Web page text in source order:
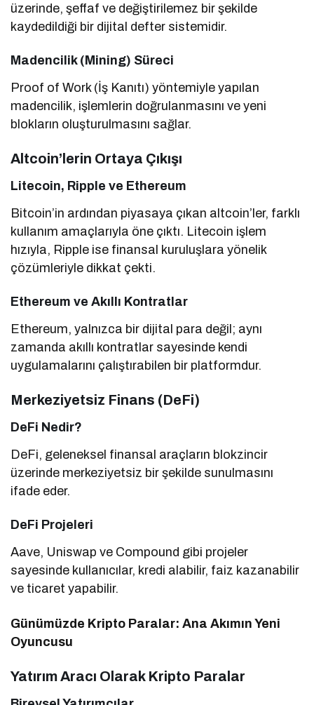
üzerinde, şeffaf ve değiştirilemez bir şekilde
kaydedildiği bir dijital defter sistemidir.
Madencilik (Mining) Süreci
Proof of Work (İş Kanıtı) yöntemiyle yapılan
madencilik, işlemlerin doğrulanmasını ve yeni
blokların oluşturulmasını sağlar.
Altcoin’lerin Ortaya Çıkışı
Litecoin, Ripple ve Ethereum
Bitcoin’in ardından piyasaya çıkan altcoin’ler, farklı
kullanım amaçlarıyla öne çıktı. Litecoin işlem
hızıyla, Ripple ise finansal kuruluşlara yönelik
çözümleriyle dikkat çekti.
Ethereum ve Akıllı Kontratlar
Ethereum, yalnızca bir dijital para değil; aynı
zamanda akıllı kontratlar sayesinde kendi
uygulamalarını çalıştırabilen bir platformdur.
Merkeziyetsiz Finans (DeFi)
DeFi Nedir?
DeFi, geleneksel finansal araçların blokzincir
üzerinde merkeziyetsiz bir şekilde sunulmasını
ifade eder.
DeFi Projeleri
Aave, Uniswap ve Compound gibi projeler
sayesinde kullanıcılar, kredi alabilir, faiz kazanabilir
ve ticaret yapabilir.
Günümüzde Kripto Paralar: Ana Akımın Yeni
Oyuncusu
Yatırım Aracı Olarak Kripto Paralar